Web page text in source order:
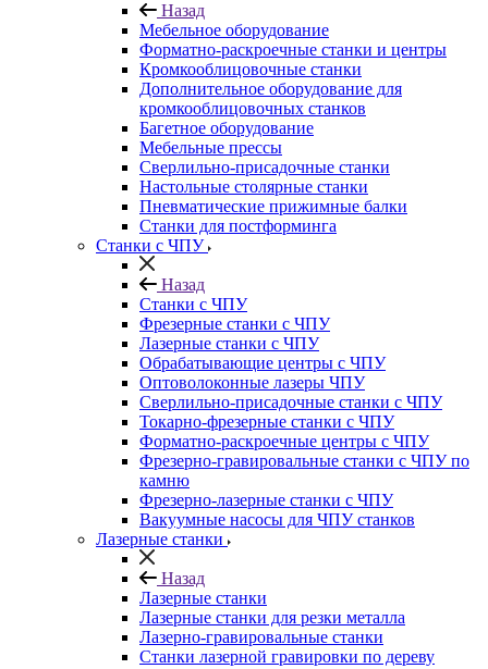
Назад
Мебельное оборудование
Форматно-раскроечные станки и центры
Кромкооблицовочные станки
Дополнительное оборудование для
кромкооблицовочных станков
Багетное оборудование
Мебельные прессы
Сверлильно-присадочные станки
Настольные столярные станки
Пневматические прижимные балки
Станки для постформинга
Станки с ЧПУ
Назад
Станки с ЧПУ
Фрезерные станки с ЧПУ
Лазерные станки с ЧПУ
Обрабатывающие центры с ЧПУ
Оптоволоконные лазеры ЧПУ
Сверлильно-присадочные станки с ЧПУ
Токарно-фрезерные станки с ЧПУ
Форматно-раскроечные центры с ЧПУ
Фрезерно-гравировальные станки с ЧПУ по
камню
Фрезерно-лазерные станки с ЧПУ
Вакуумные насосы для ЧПУ станков
Лазерные станки
Назад
Лазерные станки
Лазерные станки для резки металла
Лазерно-гравировальные станки
Станки лазерной гравировки по дереву